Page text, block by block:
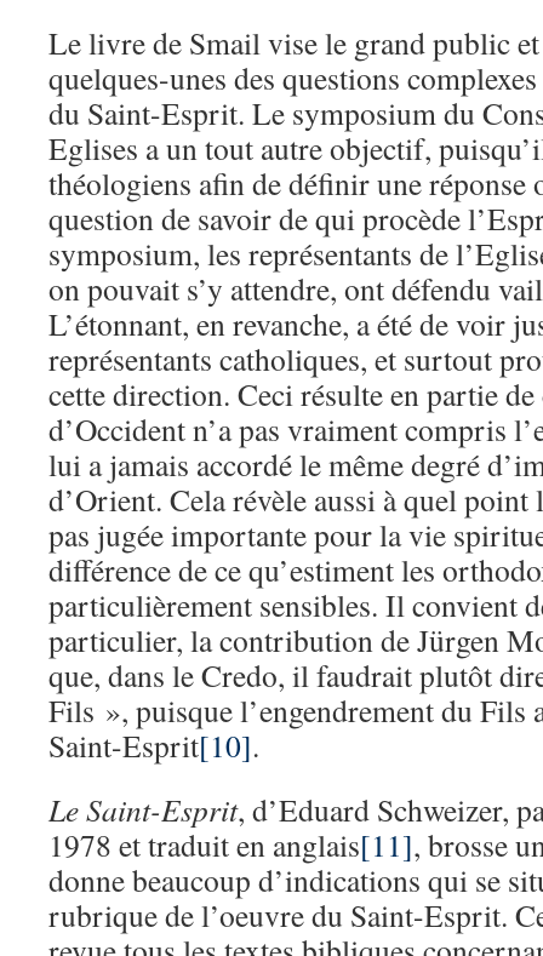
Le livre de Smail vise le grand public
quelques-unes des questions
du Saint-Esprit. Le symposium du
Eglises a un tout autre objectif,
théologiens afin de définir une réponse
question de savoir de qui procède
symposium, les représentants de
on pouvait s’y attendre, ont défendu
L’étonnant, en revanche, a été de voir
représentants catholiques, et surtout
cette direction. Ceci résulte en partie
d’Occident n’a pas vraiment compris
lui a jamais accordé le même degré
d’Orient. Cela révèle aussi à quel point
pas jugée importante pour la vie
différence de ce qu’estiment les
particulièrement sensibles. Il convient
particulier, la contribution de Jürgen
que, dans le Credo, il faudrait plutôt
Fils », puisque l’engendrement du Fils
Saint-Esprit[10].
Le Saint-Esprit, d’Eduard Schweizer,
1978 et traduit en anglais[11], brosse
donne beaucoup d’indications qui se
rubrique de l’oeuvre du Saint-Esprit.